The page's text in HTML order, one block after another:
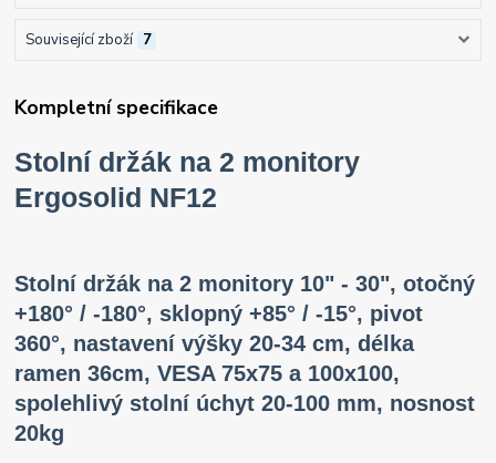
Související zboží 7
Kompletní specifikace
Stolní držák na 2 monitory
Ergosolid NF12
Stolní držák na 2 monitory 10" - 30", otočný
+180° / -180°, sklopný +85° / -15°, pivot
360°, nastavení výšky 20-34 cm, délka
ramen 36cm, VESA 75x75 a 100x100,
spolehlivý stolní úchyt 20-100 mm, nosnost
20kg